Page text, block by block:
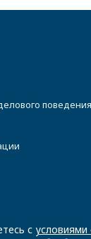
поведения
с условиями